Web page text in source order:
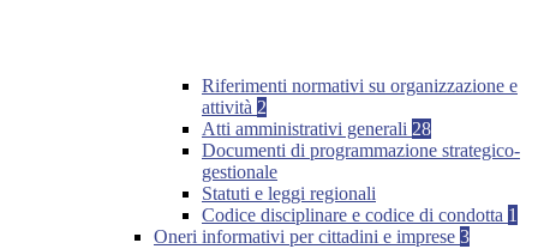
Riferimenti normativi su organizzazione e
attività 2
Atti amministrativi generali 28
Documenti di programmazione strategico-
gestionale
Statuti e leggi regionali
Codice disciplinare e codice di condotta 1
Oneri informativi per cittadini e imprese 3